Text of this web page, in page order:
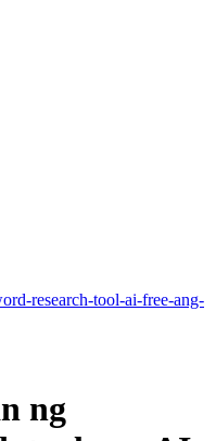
research-tool-ai-free-ang-
ng